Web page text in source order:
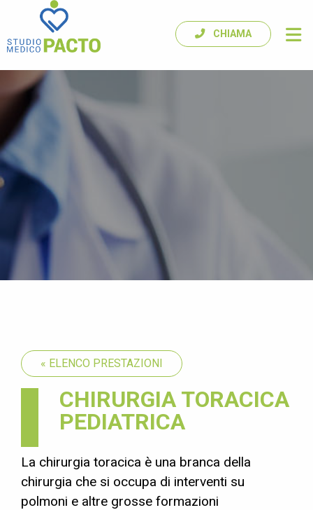
CHIAMA
« ELENCO PRESTAZIONI
CHIRURGIA TORACICA
PEDIATRICA
La chirurgia toracica è una branca della
chirurgia che si occupa di interventi su
polmoni e altre grosse formazioni